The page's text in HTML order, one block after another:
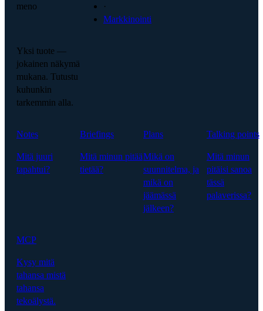
meno
·
Markkinointi
Yksi tuote —
jokainen näkymä
mukana. Tutustu
kuhunkin
tarkemmin alla.
Notes
Mitä juuri
tapahtui?
Briefings
Mitä minun pitää
tietää?
Plans
Mikä on
suunnitelma, ja
mikä on
jäämässä
jälkeen?
Talking points
Mitä minun
pitäisi sanoa
tässä
palaverissa?
MCP
Kysy mitä
tahansa mistä
tahansa
tekoälystä.